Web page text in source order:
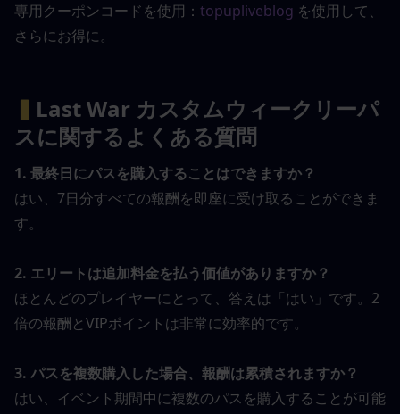
専用クーポンコードを使用： topupliveblog を使用して、
さらにお得に。
▍ Last War カスタムウィークリーパ
スに関するよくある質問
1. 最終日にパスを購入することはできますか？
はい、7日分すべての報酬を即座に受け取ることができま
す。
2. エリートは追加料金を払う価値がありますか？
ほとんどのプレイヤーにとって、答えは「はい」です。2
倍の報酬とVIPポイントは非常に効率的です。
3. パスを複数購入した場合、報酬は累積されますか？
はい、イベント期間中に複数のパスを購入することが可能